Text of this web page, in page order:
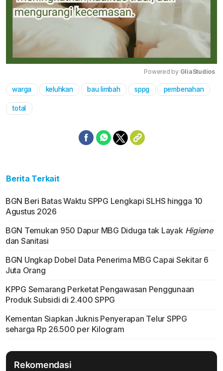
Mute
Powered by GliaStudios
warga keluhkan bau limbah sppg pembenahan
total
Berita Terkait
BGN Beri Batas Waktu SPPG Lengkapi SLHS hingga 10
Agustus 2026
BGN Temukan 950 Dapur MBG Diduga tak Layak Higiene
dan Sanitasi
BGN Ungkap Dobel Data Penerima MBG Capai Sekitar 6
Juta Orang
KPPG Semarang Perketat Pengawasan Penggunaan
Produk Subsidi di 2.400 SPPG
Kementan Siapkan Juknis Penyerapan Telur SPPG
seharga Rp 26.500 per Kilogram
Rekomendasi